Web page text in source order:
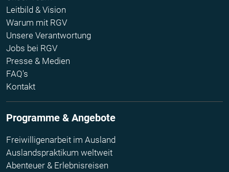
Leitbild & Vision
Warum mit RGV
Unsere Verantwortung
Jobs bei RGV
Presse & Medien
FAQ's
Kontakt
Programme & Angebote
Freiwilligenarbeit im Ausland
Auslandspraktikum weltweit
Abenteuer & Erlebnisreisen